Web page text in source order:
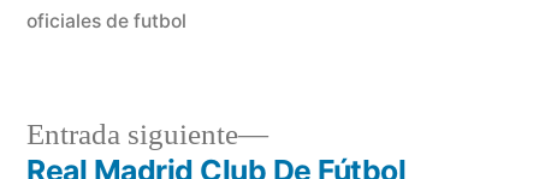
oficiales de futbol
Entrada siguiente
Entrada
siguiente:
Real Madrid Club De Fútbol